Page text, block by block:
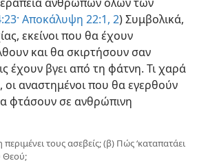
Αποκάλυψη 22:1, 2) Συμβολικά,
εκείνοι που θα έχουν
και θα σκιρτήσουν σαν
έχουν βγει από τη φάτνη. Τι χαρά
οι αναστημένοι που θα εγερθούν
φτάσουν σε ανθρώπινη
τους ασεβείς; (β) Πώς ‘καταπατάει
Θεού;